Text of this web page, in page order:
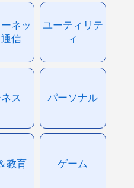
ネッ
通信
ユーティリテ
ィ
ス パーソナル
教育 ゲーム